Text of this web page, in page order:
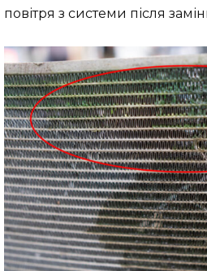
повітря з системи після